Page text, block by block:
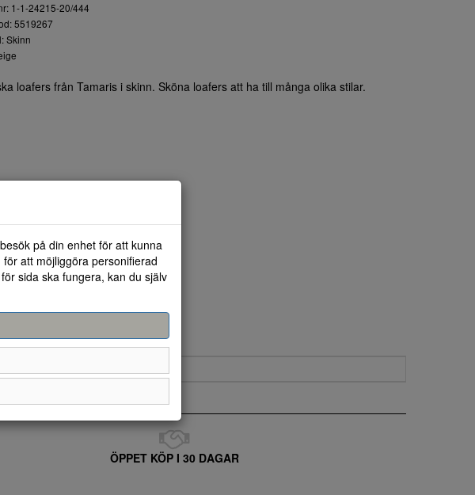
1-1-24215-20/444
5519267
Skinn
loafers från Tamaris i skinn. Sköna loafers att ha till många olika stilar.
ÖPPET KÖP I 30 DAGAR
på din enhet för att kunna
att möjliggöra personifierad
sida ska fungera, kan du själv